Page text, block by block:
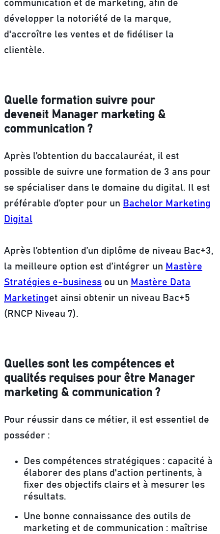
communication et de marketing, afin de
développer la notoriété de la marque,
d'accroître les ventes et de fidéliser la
clientèle.
Quelle formation suivre pour
deveneit Manager marketing &
communication ?
Après l’obtention du baccalauréat, il est
possible de suivre une formation de 3 ans pour
se spécialiser dans le domaine du digital. Il est
préférable d’opter pour un Bachelor Marketing
Digital
Après l’obtention d’un diplôme de niveau Bac+3,
la meilleure option est d’intégrer un Mastère
Stratégies e-business ou un Mastère Data
Marketinget ainsi obtenir un niveau Bac+5
(RNCP Niveau 7).
Quelles sont les compétences et
qualités requises pour être Manager
marketing & communication ?
Pour réussir dans ce métier, il est essentiel de
posséder :
Des compétences stratégiques : capacité à
élaborer des plans d'action pertinents, à
fixer des objectifs clairs et à mesurer les
résultats.
Une bonne connaissance des outils de
marketing et de communication : maîtrise